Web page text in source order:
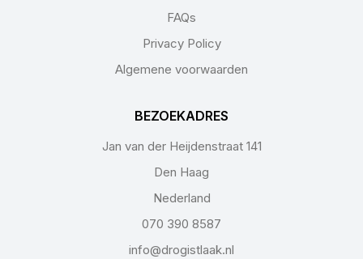
FAQs
Privacy Policy
Algemene voorwaarden
BEZOEKADRES
Jan van der Heijdenstraat 141
Den Haag
Nederland
070 390 8587
info@drogistlaak.nl